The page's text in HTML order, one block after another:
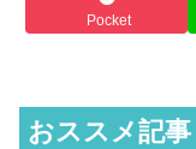
Pocket
おススメ記事